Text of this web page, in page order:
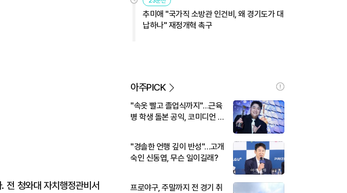
전 청와대 자치행정관비서
추미애 "국가직 소방관 인건비, 왜 경기도가 대
납하나" 재정개혁 촉구
아주PICK
"속옷 빨고 졸업식까지"…근육
병 학생 돌본 공익, 코미디언 김
"경솔한 언행 깊이 반성"…고개
숙인 신동엽, 무슨 일이길래?
프로야구, 주말까지 전 경기 취